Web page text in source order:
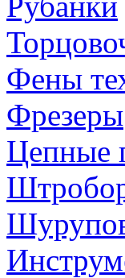
Фены
Фрезеры
Цепные